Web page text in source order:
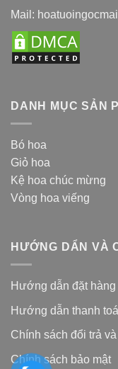
Mail:
DANH MỤC SẢN
Bó hoa
Giỏ hoa
Kệ hoa chúc mừng
Vòng hoa viếng
HƯỚNG DẨN VÀ
Hướng dẫn đặt hàng
Hướng dẫn thanh
Chính sách đổi trả
Chính sách bảo mật